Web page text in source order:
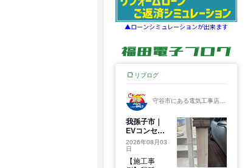
▲ローンシミュレーションが出来ます